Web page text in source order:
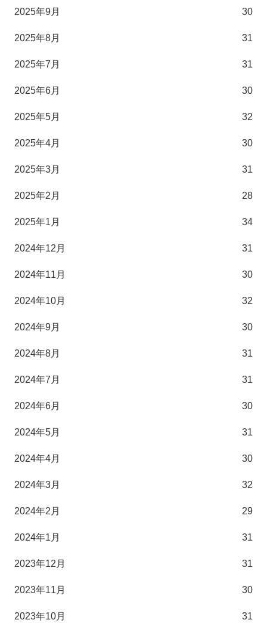
2025年9月 30
2025年8月 31
2025年7月 31
2025年6月 30
2025年5月 32
2025年4月 30
2025年3月 31
2025年2月 28
2025年1月 34
2024年12月 31
2024年11月 30
2024年10月 32
2024年9月 30
2024年8月 31
2024年7月 31
2024年6月 30
2024年5月 31
2024年4月 30
2024年3月 32
2024年2月 29
2024年1月 31
2023年12月 31
2023年11月 30
2023年10月 31